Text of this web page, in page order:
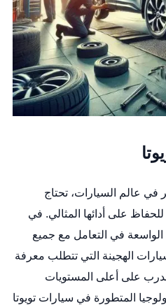
في عالم السيارات، تحتاج
على أدائها المثالي. في
الواسعة في التعامل مع جميع
الهجينة التي تتطلب معرفة
على أعلى المستويات
المتطورة في سيارات تويوتا